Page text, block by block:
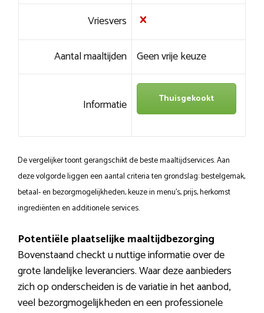
Vriesvers
Aantal maaltijden Geen vrije keuze
Informatie Thuisgekookt
De vergelijker toont gerangschikt de beste maaltijdservices. Aan
deze volgorde liggen een aantal criteria ten grondslag: bestelgemak,
betaal- en bezorgmogelijkheden, keuze in menu’s, prijs, herkomst
ingrediënten en additionele services.
Potentiële plaatselijke maaltijdbezorging
Bovenstaand checkt u nuttige informatie over de
grote landelijke leveranciers. Waar deze aanbieders
zich op onderscheiden is de variatie in het aanbod,
veel bezorgmogelijkheden en een professionele